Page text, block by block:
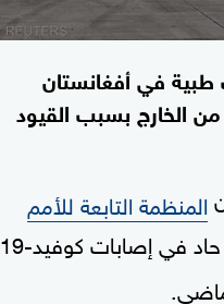
طبية في أفغانستان
الخارج بسبب القيود
المنظمة التابعة للأمم
إلى ارتفاع حاد في إصابات كوفيد-19